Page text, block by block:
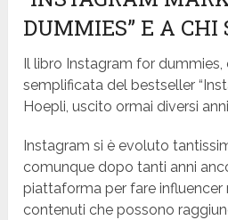
DUMMIES” E A CHI
Il libro Instagram for dummies,
semplificata del bestseller
Hoepli, uscito ormai diversi
Instagram si è evoluto
comunque dopo tanti anni
piattaforma per fare influencer
contenuti che possono